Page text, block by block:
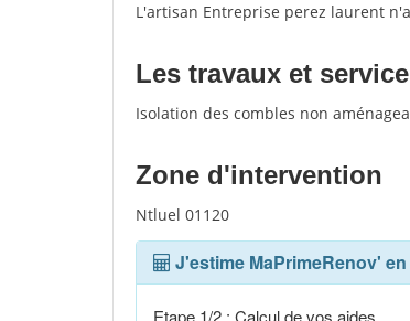
L'artisan Entreprise perez laurent
Les travaux et
Isolation des combles non
Zone d'intervention
Ntluel 01120